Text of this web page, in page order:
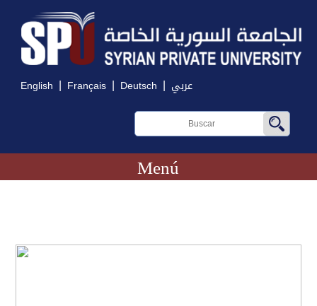
English | Français | Deutsch | عربي
Menú